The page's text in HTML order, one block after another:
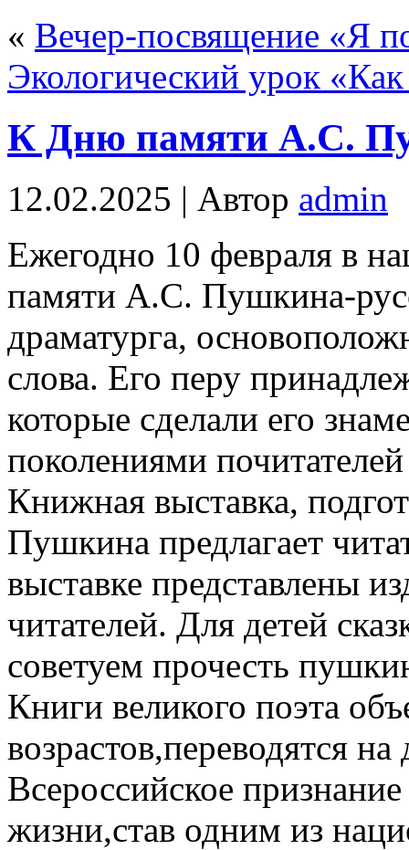
« Вечер-посвящение «Я
Экологический урок
К Дню памяти А.С.
12.02.2025 | Автор admin
Ежегодно 10 февраля в
памяти А.С. Пушкина-
драматурга,
слова. Его перу
которые сделали его
поколениями почитателей
Книжная выставка,
Пушкина предлагает
выставке представлены
читателей. Для детей
советуем прочесть
Книги великого поэта
возрастов,переводятся
Всероссийское
жизни,став одним из